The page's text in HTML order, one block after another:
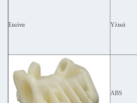
Εικόνα Υλικά
ABS